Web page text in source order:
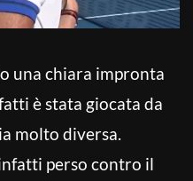
una chiara impronta
è stata giocata da
molto diversa.
perso contro il